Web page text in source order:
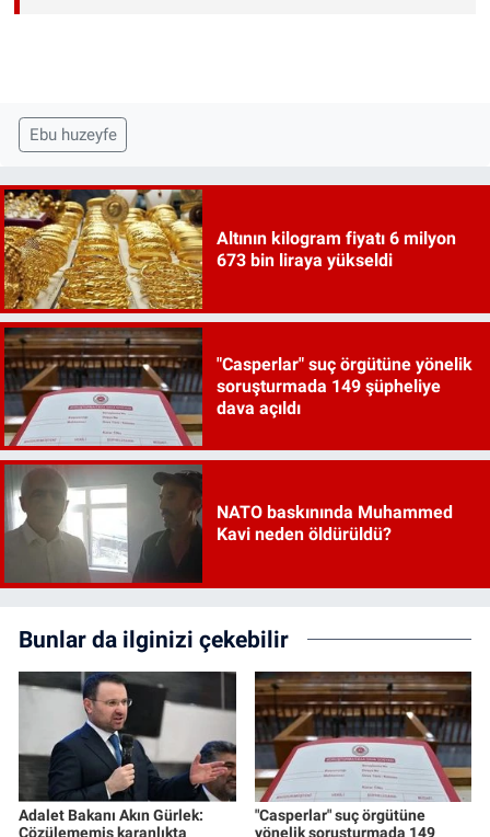
Ebu huzeyfe
Altının kilogram fiyatı 6 milyon
673 bin liraya yükseldi
"Casperlar" suç örgütüne yönelik
soruşturmada 149 şüpheliye
dava açıldı
NATO baskınında Muhammed
Kavi neden öldürüldü?
Bunlar da ilginizi çekebilir
Adalet Bakanı Akın Gürlek:
Çözülememiş karanlıkta
"Casperlar" suç örgütüne
yönelik soruşturmada 149